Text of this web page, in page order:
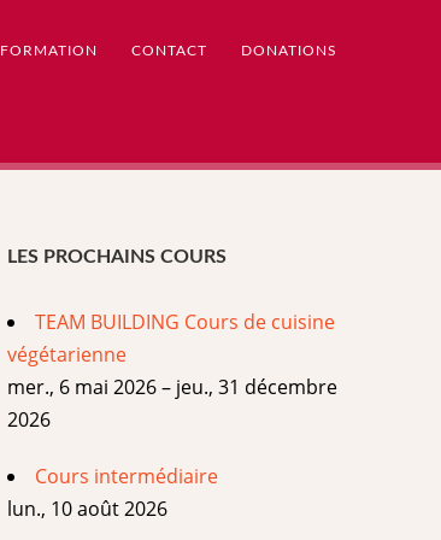
FORMATION CONTACT DONATIONS
LES PROCHAINS COURS
TEAM BUILDING Cours de cuisine
végétarienne
mer., 6 mai 2026 – jeu., 31 décembre
2026
Cours intermédiaire
lun., 10 août 2026